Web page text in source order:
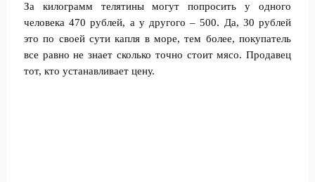
За килограмм телятины могут попросить у одного
человека 470 рублей, а у другого – 500. Да, 30 рублей
это по своей сути капля в море, тем более, покупатель
все равно не знает сколько точно стоит мясо. Продавец
тот, кто устанавливает цену.